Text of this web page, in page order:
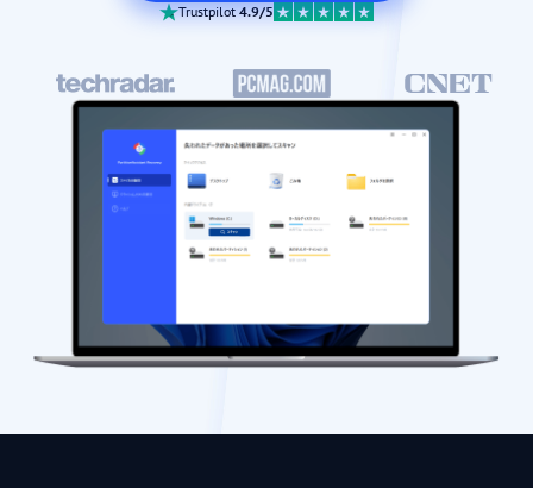
Trustpilot4.9/5